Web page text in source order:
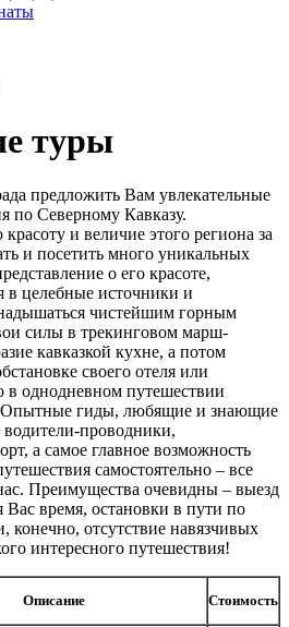
туры
предложить Вам увлекательные
по Северному Кавказу.
и величие этого региона за
и посетить много уникальных
о его красоте,
в целебные источники и
чистейшим горным
силы в трекинговом марш-
кавказкой кухне, а потом
своего отеля или
в однодневном путешествии
гиды, любящие и знающие
проводники,
а самое главное возможность
самостоятельно – все
Преимущества очевидны – выезд
время, остановки в пути по
отсутствие навязчивых
интересного путешествия!
Описание Стоимость